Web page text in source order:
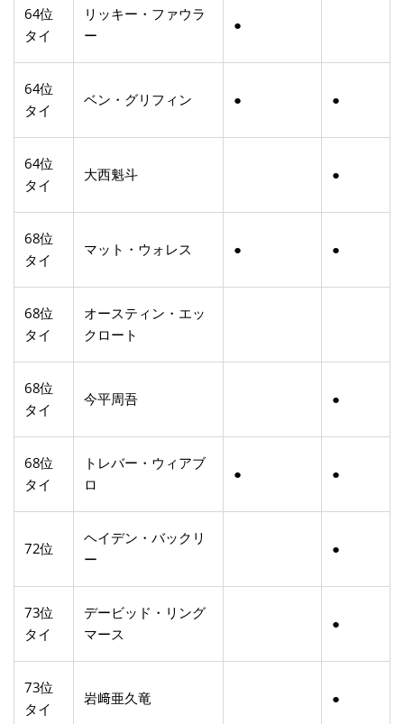
64位
タイ
リッキー・ファウラ
ー
●
64位
タイ
ベン・グリフィン ● ●
64位
タイ
大西魁斗 ●
68位
タイ
マット・ウォレス ● ●
68位
タイ
オースティン・エッ
クロート
68位
タイ
今平周吾 ●
68位
タイ
トレバー・ウィアブ
ロ
● ●
72位
ヘイデン・バックリ
ー
●
73位
タイ
デービッド・リング
マース
●
73位
タイ
岩﨑亜久竜 ●